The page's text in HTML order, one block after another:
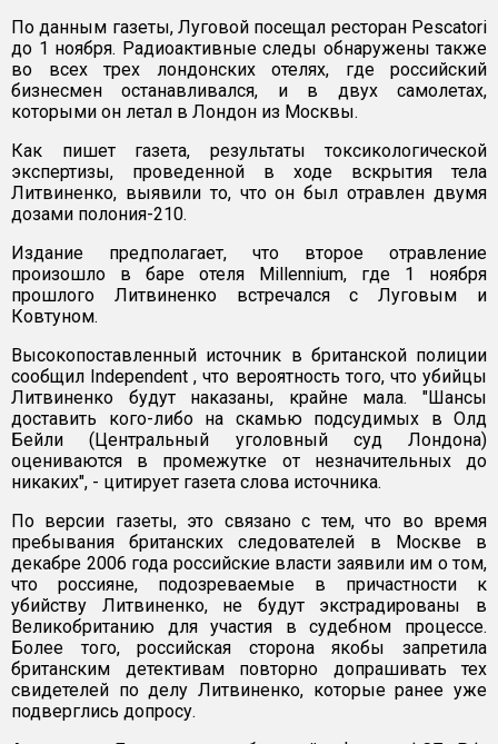
По данным газеты, Луговой посещал ресторан Pescatori
до 1 ноября. Радиоактивные следы обнаружены также
во всех трех лондонских отелях, где российский
бизнесмен останавливался, и в двух самолетах,
которыми он летал в Лондон из Москвы.
Как пишет газета, результаты токсикологической
экспертизы, проведенной в ходе вскрытия тела
Литвиненко, выявили то, что он был отравлен двумя
дозами полония-210.
Издание предполагает, что второе отравление
произошло в баре отеля Millennium, где 1 ноября
прошлого Литвиненко встречался с Луговым и
Ковтуном.
Высокопоставленный источник в британской полиции
сообщил Independent , что вероятность того, что убийцы
Литвиненко будут наказаны, крайне мала. "Шансы
доставить кого-либо на скамью подсудимых в Олд
Бейли (Центральный уголовный суд Лондона)
оцениваются в промежутке от незначительных до
никаких", - цитирует газета слова источника.
По версии газеты, это связано с тем, что во время
пребывания британских следователей в Москве в
декабре 2006 года российские власти заявили им о том,
что россияне, подозреваемые в причастности к
убийству Литвиненко, не будут экстрадированы в
Великобританию для участия в судебном процессе.
Более того, российская сторона якобы запретила
британским детективам повторно допрашивать тех
свидетелей по делу Литвиненко, которые ранее уже
подверглись допросу.